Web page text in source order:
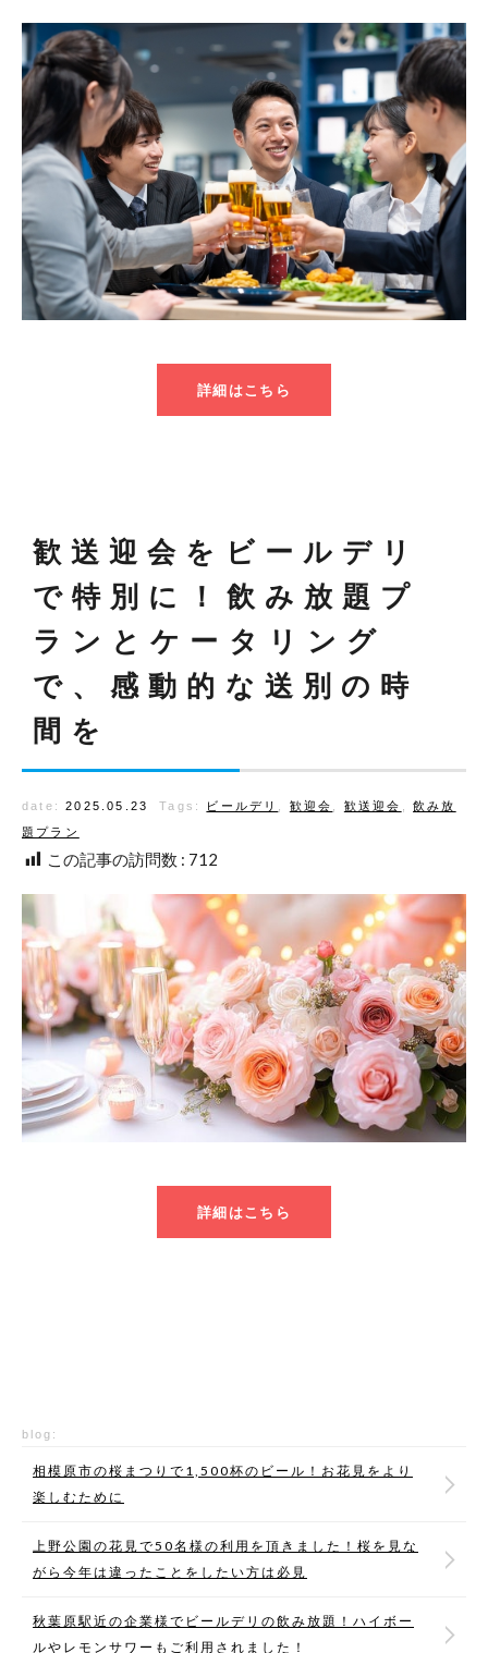
詳細はこちら
歓送迎会をビールデリ
で特別に！飲み放題プ
ランとケータリング
で、感動的な送別の時
間を
date: 2025.05.23 Tags: ビールデリ 歓迎会 歓送迎会 ,飲み放
題プラン
この記事の訪問数 : 712
詳細はこちら
blog:
相模原市の桜まつりで1,500杯のビール！お花見をより
楽しむために
上野公園の花見で50名様の利用を頂きました！桜を見な
がら今年は違ったことをしたい方は必見
秋葉原駅近の企業様でビールデリの飲み放題！ハイボー
ルやレモンサワーもご利用されました！